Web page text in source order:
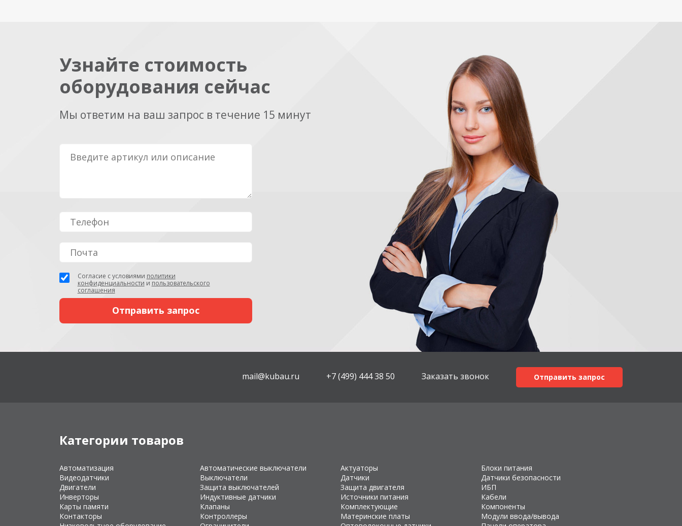
Узнайте стоимость
оборудования сейчас
Мы ответим на ваш запрос в течение 15 минут
Согласие с условиями политики
конфиденциальности и пользовательского
соглашения
mail@kubau.ru +7 (499) 444 38 50 Заказать звонок Отправить запрос
Категории товаров
Автоматизация Автоматические выключатели Актуаторы
Блоки питания
Видеодатчики
Выключатели Датчики
Датчики безопасности
Двигатели
Защита выключателей Защита двигателя
ИБП
Инверторы
Индуктивные датчики Источники питания
Кабели
Карты памяти
Клапаны Комплектующие
Компоненты
Контакторы
Контроллеры Материнские платы
Модули ввода/вывода